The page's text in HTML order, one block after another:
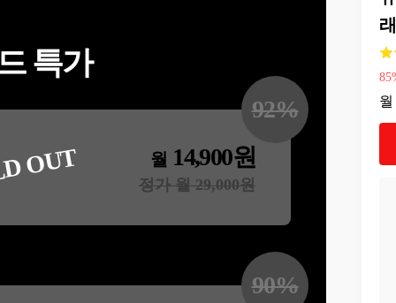
특가
월 14,900원
정가 월29,000원
92%
OUT
90%
85
월